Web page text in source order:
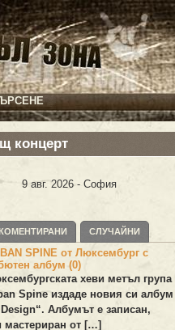
концерт
9 авг. 2026 - София
СЛУЧАЙНИ
SPINE от Люксембург с
албум (0)
хеви метъл група
Spineиздаде новия си албум
“. Албумът е записан,
мастериран от […]